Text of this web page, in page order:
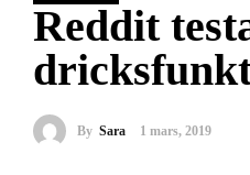
Reddit
By Sara 1 mars, 2019